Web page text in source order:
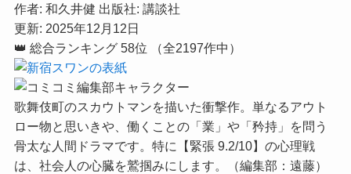
作者: 和久井健 出版社: 講談社
更新: 2025年12月12日
👑 総合ランキング 58位 （全2197作中）
歌舞伎町のスカウトマンを描いた衝撃作。単なるアウト
ロー物と思いきや、働くことの「業」や「矜持」を問う
骨太な人間ドラマです。特に【緊張 9.2/10】の心理戦
は、社会人の心臓を鷲掴みにします。（編集部：遠藤）